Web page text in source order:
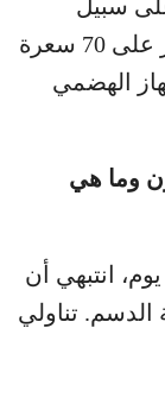
سبيل
المثال تحتوي حصة واحدة من الفشار على 70 سعرة
الهضمي
وما هي
انتبهي أن
الدسم. تناولي